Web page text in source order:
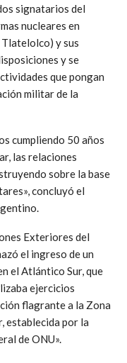
signatarios del
nucleares en
y sus
y se
que pongan
militar de la
cumpliendo 50 años
las relaciones
sobre la base
concluyó el
Exteriores del
el ingreso de un
el Atlántico Sur, que
ejercicios
flagrante a la Zona
establecida por la
de ONU».